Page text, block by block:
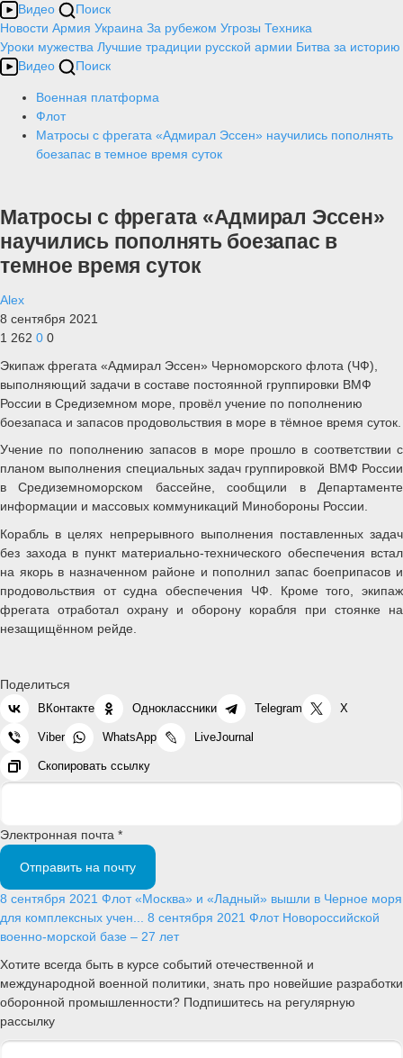
Видео
Поиск
Новости Армия Украина За рубежом Угрозы Техника
Уроки мужества Лучшие традиции русской армии Битва за историю
Видео
Поиск
Военная платформа
Флот
Матросы с фрегата «Адмирал Эссен» научились пополнять
боезапас в темное время суток
Матросы с фрегата «Адмирал Эссен»
научились пополнять боезапас в
темное время суток
Alex
8 сентября 2021
1 262 0 0
Экипаж фрегата «Адмирал Эссен» Черноморского флота (ЧФ),
выполняющий задачи в составе постоянной группировки ВМФ
России в Средиземном море, провёл учение по пополнению
боезапаса и запасов продовольствия в море в тёмное время суток.
Учение по пополнению запасов в море прошло в соответствии с
планом выполнения специальных задач группировкой ВМФ России
в Средиземноморском бассейне, сообщили в Департаменте
информации и массовых коммуникаций Минобороны России.
Корабль в целях непрерывного выполнения поставленных задач
без захода в пункт материально-технического обеспечения встал
на якорь в назначенном районе и пополнил запас боеприпасов и
продовольствия от судна обеспечения ЧФ. Кроме того, экипаж
фрегата отработал охрану и оборону корабля при стоянке на
незащищённом рейде.
Поделиться
ВКонтакте Одноклассники Telegram X
Viber WhatsApp LiveJournal
Скопировать ссылку
Электронная почта *
Отправить на почту
8 сентября 2021 Флот «Москва» и «Ладный» вышли в Черное моря
для комплексных учен... 8 сентября 2021 Флот Новороссийской
военно-морской базе – 27 лет
Хотите всегда быть в курсе событий отечественной и
международной военной политики, знать про новейшие разработки
оборонной промышленности? Подпишитесь на регулярную
рассылку